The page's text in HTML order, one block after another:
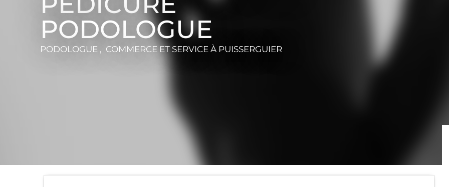
PODOLOGUE
PODOLOGUE , COMMERCE ET SERVICE À PUISSERGUIER